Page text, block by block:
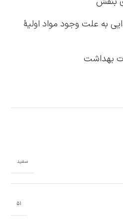
به علت وجود مواد اولیۀ
بهداشت
سفید
51